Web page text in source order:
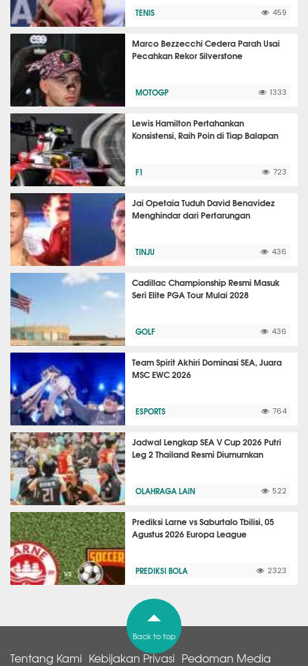
TENIS 459
Marco Bezzecchi Cedera Parah Usai
Pecahkan Rekor Silverstone
MOTOGP 1333
Lewis Hamilton Pertahankan
Konsistensi, Raih Poin di Tiap Balapan
F1 723
Jai Opetaia Tuduh David Benavidez
Menghindar dari Pertarungan
TINJU 436
Cadillac Championship Resmi Masuk
Seri Elite PGA Tour Mulai 2028
GOLF 436
Team Spirit Akhiri Dominasi SEA, Juara
MSC EWC 2026
ESPORTS 764
Jadwal Lengkap SEA V Cup 2026 Putri
Leg 2 Thailand Resmi Diumumkan
OLAHRAGA LAIN 522
Prediksi Larne vs Saburtalo Tbilisi, 05
Agustus 2026 Europa League
PREDIKSI BOLA 2323
Back to top
Tentang Kami Kebijakan Privasi Pedoman Media